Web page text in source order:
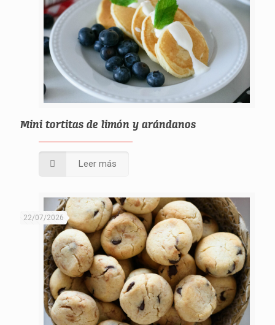
Mini tortitas de limón y arándanos
Leer más
22/07/2026